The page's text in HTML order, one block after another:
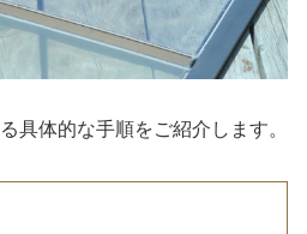
具体的な手順をご紹介します。